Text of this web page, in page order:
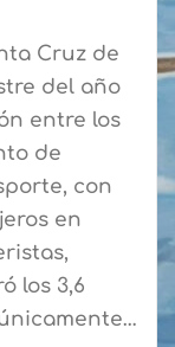
Cruz de
del año
entre los
de
con
en
los 3,6